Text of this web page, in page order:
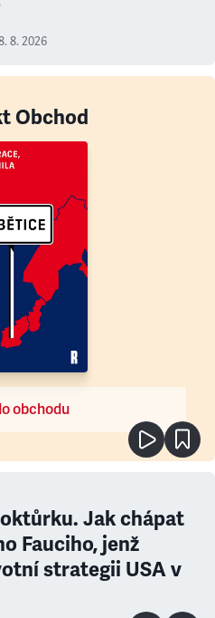
8. 2026
Obchod
obchodu
Jak chápat
Fauciho, jenž
strategii USA v